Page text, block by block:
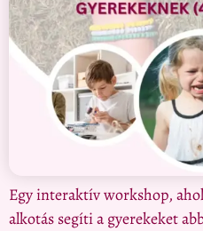
Egy interaktív workshop,
alkotás segíti a gyerekeket